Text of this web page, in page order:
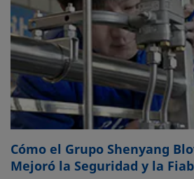
Cómo el Grupo Shenyang
Mejoró la Seguridad y la